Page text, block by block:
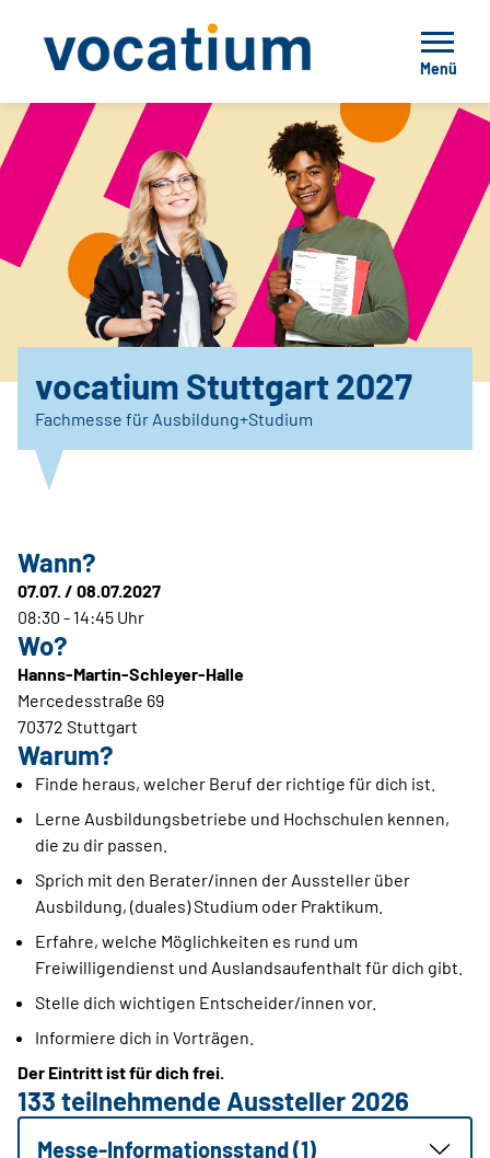
Menü
vocatium Stuttgart 2027
Fachmesse für Ausbildung+Studium
Wann?
07.07. / 08.07.2027
08:30 - 14:45 Uhr
Wo?
Hanns-Martin-Schleyer-Halle
Mercedesstraße 69
70372 Stuttgart
Warum?
Finde heraus, welcher Beruf der richtige für dich ist.
Lerne Ausbildungsbetriebe und Hochschulen kennen,
die zu dir passen.
Sprich mit den Berater/innen der Aussteller über
Ausbildung, (duales) Studium oder Praktikum.
Erfahre, welche Möglichkeiten es rund um
Freiwilligendienst und Auslandsaufenthalt für dich gibt.
Stelle dich wichtigen Entscheider/innen vor.
Informiere dich in Vorträgen.
Der Eintritt ist für dich frei.
133 teilnehmende Aussteller 2026
Messe-Informationsstand (1)